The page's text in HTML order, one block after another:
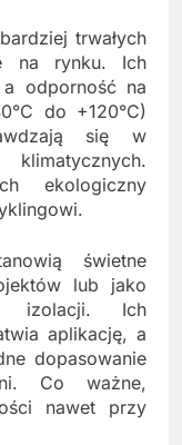
trwałych
na rynku. Ich
odporność na
do +120°C)
się w
ekologiczny
świetne
lub jako
izolacji. Ich
aplikację, a
dopasowanie
Co ważne,
nawet przy